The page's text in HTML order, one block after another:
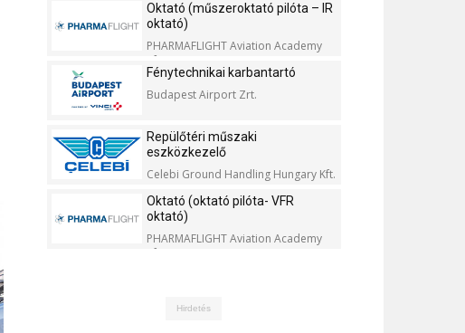
Oktató (műszeroktató pilóta – IR
oktató)
PHARMAFLIGHT Aviation Academy
Kft.
Fénytechnikai karbantartó
Budapest Airport Zrt.
Repülőtéri műszaki
eszközkezelő
Celebi Ground Handling Hungary Kft.
Oktató (oktató pilóta- VFR
oktató)
PHARMAFLIGHT Aviation Academy
Kft.
Hirdetés